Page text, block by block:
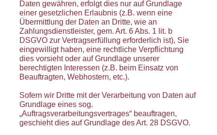
Daten gewähren, erfolgt dies nur auf Grundlage
einer gesetzlichen Erlaubnis (z.B. wenn eine
Übermittlung der Daten an Dritte, wie an
Zahlungsdienstleister, gem. Art. 6 Abs. 1 lit. b
DSGVO zur Vertragserfüllung erforderlich ist), Sie
eingewilligt haben, eine rechtliche Verpflichtung
dies vorsieht oder auf Grundlage unserer
berechtigten Interessen (z.B. beim Einsatz von
Beauftragten, Webhostern, etc.).
Sofern wir Dritte mit der Verarbeitung von Daten auf
Grundlage eines sog.
„Auftragsverarbeitungsvertrages“ beauftragen,
geschieht dies auf Grundlage des Art. 28 DSGVO.